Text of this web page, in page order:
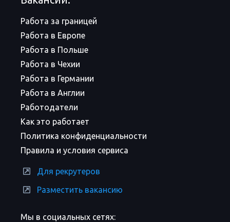
Мы в социальных сетях:
Работа за границей
Работа в Европе
Работа в Польше
Работа в Чехии
Работа в Германии
Работа в Англии
Работодатели
Как это работает
Политика конфиденциальности
Правила и условия сервиса
Для рекрутеров
Разместить вакансию